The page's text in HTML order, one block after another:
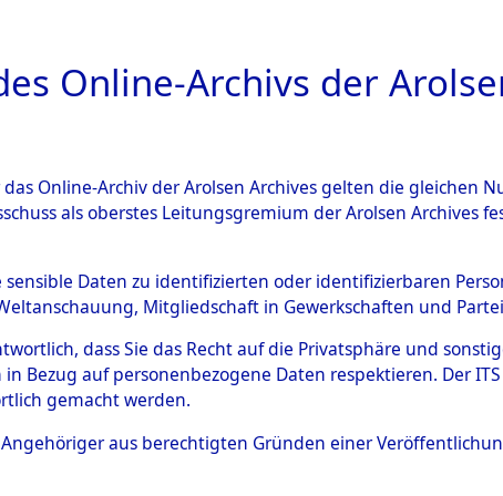
ARCHIVALE ÜBERSICHT BILD
zu den Orten Cham -
0011 (84603074)
Online-Archivs der
Online-Archiv der Arolsen Archives gelten die gleichen
als oberstes Leitungsgremium der Arolsen Archives
sensible Daten zu identifizierten oder identifizierbaren
Mitgliedschaft in Gewerkschaften und
dass Sie das Recht auf die Privatsphäre und
Bezug auf personenbezogene Daten respektieren. Der
gemacht werden.
Angehöriger aus berechtigten Gründen einer